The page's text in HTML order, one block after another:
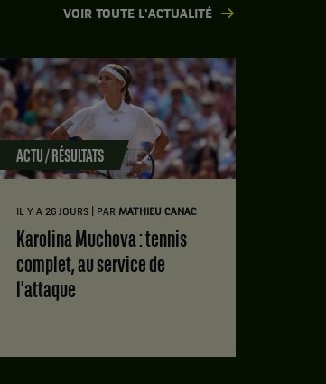
ACTU / RÉSULTATS
IL Y A 26 JOURS PAR MATHIEU CANAC
Karolina Muchova : tennis
complet, au service de
l'attaque
VOIR TOUTE L'ACTUALITÉ